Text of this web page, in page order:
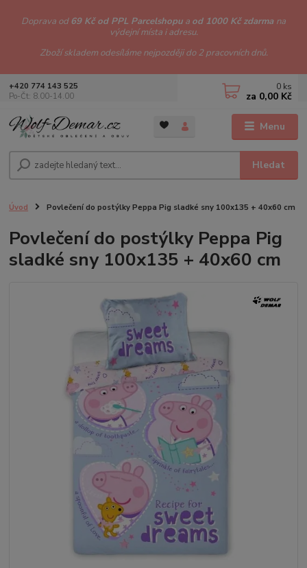
Doprava od69 Kč od PPL Parcelshopu a od 1000 Kč zdarma na
výdejní místa i adresu.
Zboží skladem odesíláme nejpozději do 2 pracovních dnů.
Menu
Hledat
+420 774 143 525
Po-Čt: 8.00-14.00
0 ks
za 0,00 Kč
Úvod Povlečení do postýlky Peppa Pig sladké sny 100x135 + 40x60 cm
Povlečení do postýlky Peppa Pig
sladké sny 100x135 + 40x60 cm